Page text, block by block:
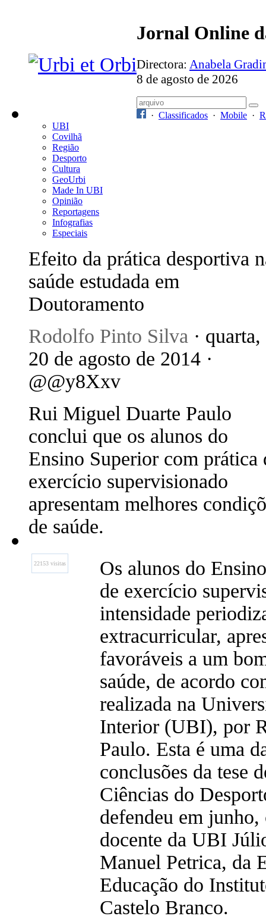
Jornal Online
Directora: Anabela
8 de agosto de 2026
· Classificados · Mobile ·
UBI
Covilhã
Região
Desporto
Cultura
GeoUrbi
Made In UBI
Opinião
Reportagens
Infografias
Especiais
Efeito da prática desportiva
saúde estudada em
Doutoramento
Rodolfo Pinto Silva · quarta,
20 de agosto de 2014 ·
@@y8Xxv
Rui Miguel Duarte Paulo
conclui que os alunos do
Ensino Superior com prática
exercício supervisionado
apresentam melhores
de saúde.
22153 visitas
Os alunos do
de exercício
intensidade
extracurricular,
favoráveis a um
saúde, de acordo
realizada na
Interior (UBI), por
Paulo. Esta é uma
conclusões da tese
Ciências do
defendeu em
docente da UBI
Manuel Petrica, da
Educação do
Castelo Branco.